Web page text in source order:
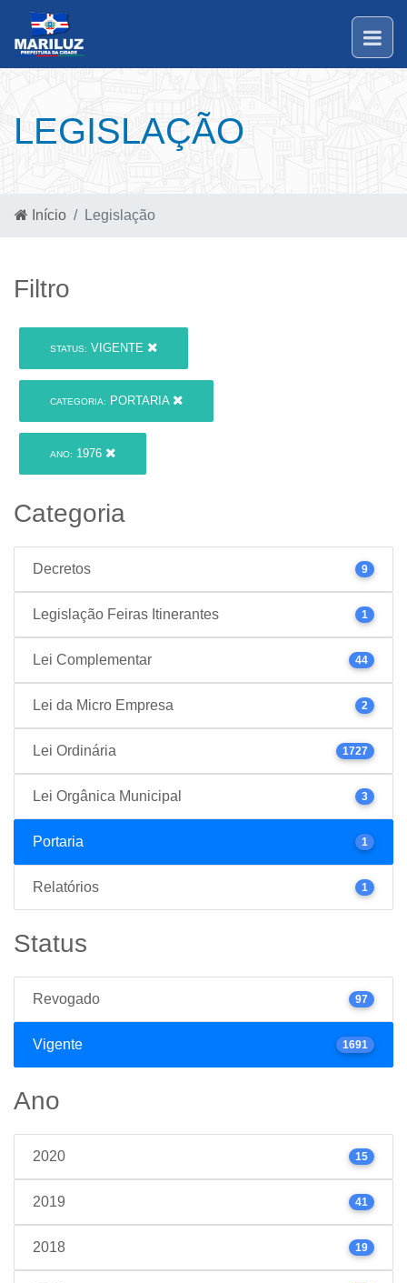
LEGISLAÇÃO
Início Legislação
Filtro
STATUS: VIGENTE
CATEGORIA: PORTARIA
ANO: 1976
Categoria
Decretos 9
Legislação Feiras Itinerantes 1
Lei Complementar 44
Lei da Micro Empresa 2
Lei Ordinária 1727
Lei Orgânica Municipal 3
Portaria 1
Relatórios 1
Status
Revogado 97
Vigente 1691
Ano
2020 15
2019 41
2018 19